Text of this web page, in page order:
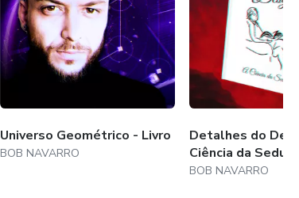
Universo Geométrico - Livro
BOB NAVARRO
Detalhes do
Ciência da Sedução
BOB NAVARRO